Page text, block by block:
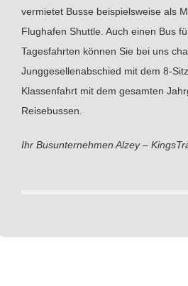
vermietet Busse beispielsweise als
Flughafen Shuttle. Auch einen Bus
Tagesfahrten können Sie bei uns
Junggesellenabschied mit dem 8-
Klassenfahrt mit dem gesamten
Reisebussen.
Ihr Busunternehmen Alzey –